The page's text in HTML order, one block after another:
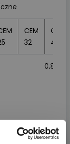
CEM
32
CEM
40
0,85 -